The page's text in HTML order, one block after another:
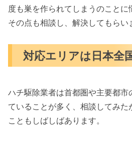
度も巣を作られてしまうのことに
その点も相談し、解決してもらい
対応エリアは日本全
ハチ駆除業者は首都圏や主要都市
ていることが多く、相談してみた
こともしばしばあります。